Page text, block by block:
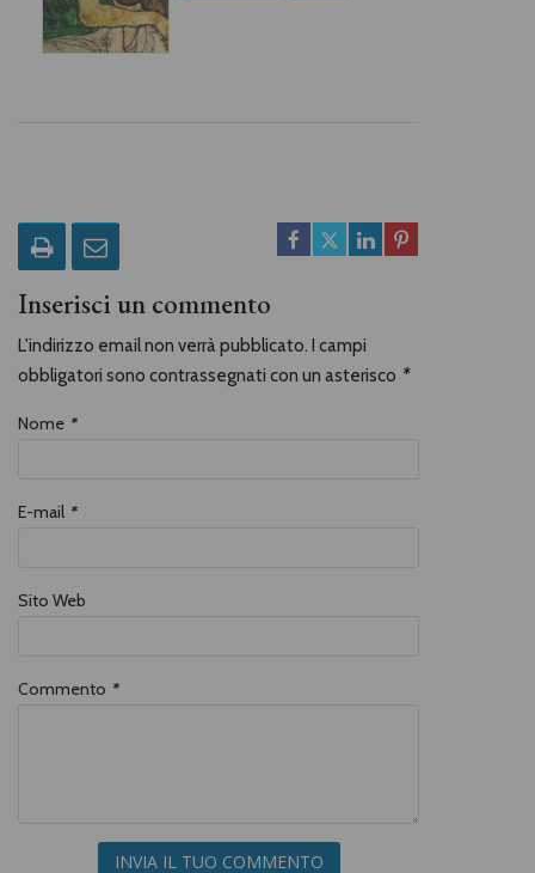
Inserisci un commento
L'indirizzo email non verrà pubblicato. I campi
obbligatori sono contrassegnati con un asterisco *
Nome *
E-mail *
Sito Web
Commento *
INVIA IL TUO COMMENTO